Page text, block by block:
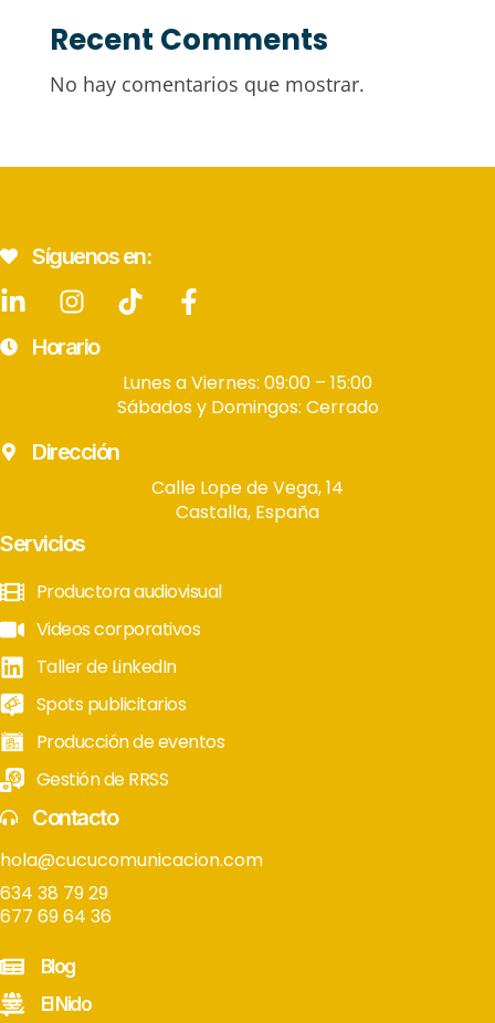
Recent Comments
No hay comentarios que mostrar.
Síguenos en:
Horario
Lunes a Viernes: 09:00 – 15:00
Sábados y Domingos: Cerrado
Dirección
Calle Lope de Vega, 14
Castalla, España
Servicios
Productora audiovisual
Videos corporativos
Taller de LinkedIn
Spots publicitarios
Producción de eventos
Gestión de RRSS
Contacto
hola@cucucomunicacion.com
634 38 79 29
677 69 64 36
Blog
El Nido